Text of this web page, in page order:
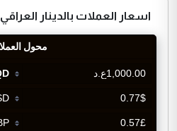
اسعار العملات بالدينار العراقي